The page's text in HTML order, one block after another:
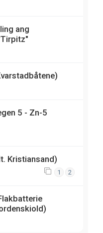
ang
5 - Zn-5
Kristiansand)
1 2